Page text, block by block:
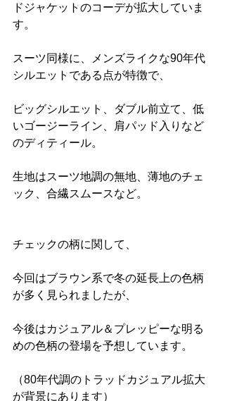
ドジャケットのコーデが拡大していま
す。
スーツ同様に、メンズライクな90年代
シルエットである点が特徴で、
ビッグシルエット、ダブル前立て、低
いゴージーライン、肩パッド入りなど
のディティール。
生地はスーツ地調の無地、薄地のチェ
ック、合繊スムースなど。
チェックの柄に関して、
今回はブラウン系で冬の延長上の色柄
が多く見られましたが、
今後はカジュアル＆プレッピーな明る
めの色柄の登場を予想しています。
（80年代調のトラッドカジュアル拡大
が背景にあります）